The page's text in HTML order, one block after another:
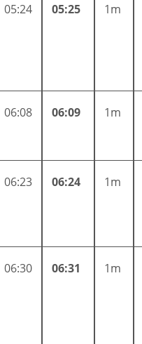
05:24 05:25 1m
06:08 06:09 1m
06:23 06:24 1m
06:30 06:31 1m